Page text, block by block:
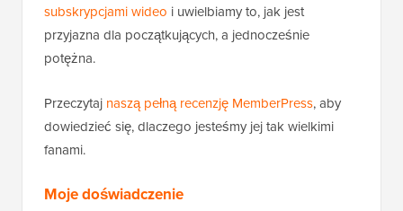
subskrypcjami wideo i uwielbiamy to, jak jest
przyjazna dla początkujących, a jednocześnie
potężna.
Przeczytaj naszą pełną recenzję MemberPress, aby
dowiedzieć się, dlaczego jesteśmy jej tak wielkimi
fanami.
Moje doświadczenie